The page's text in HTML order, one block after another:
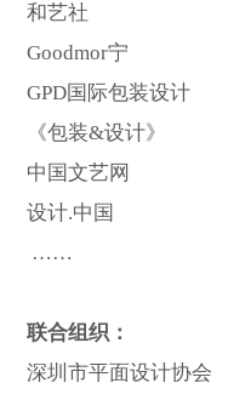
和艺社
Goodmor宁
GPD国际包装设计
《包装&设计》
中国文艺网
设计.中国
……
联合组织：
深圳市平面设计协会